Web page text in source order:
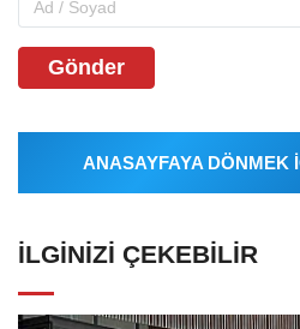
Gönder
ANASAYFAYA DÖNMEK
İLGINIZI ÇEKEBILIR